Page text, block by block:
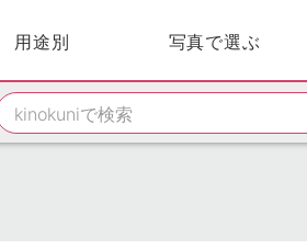
用途別 写真で選ぶ